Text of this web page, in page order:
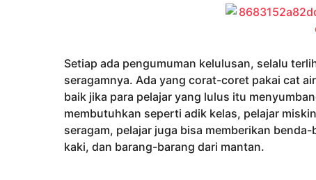
Setiap ada pengumuman kelulusan, selalu
seragamnya. Ada yang corat-coret pakai cat
baik jika para pelajar yang lulus itu
membutuhkan seperti adik kelas, pelajar
seragam, pelajar juga bisa memberikan
kaki, dan barang-barang dari mantan.